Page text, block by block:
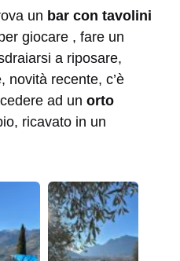
un bar con tavolini
giocare , fare un
a riposare,
novità recente, c’è
ad un orto
ricavato in un